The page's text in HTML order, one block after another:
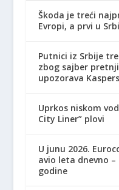
Škoda je treći
Evropi, a prvi u
Putnici iz Srbije
zbog sajber
upozorava
Uprkos niskom
City Liner” plovi
U junu 2026.
avio leta dnevno –
godine